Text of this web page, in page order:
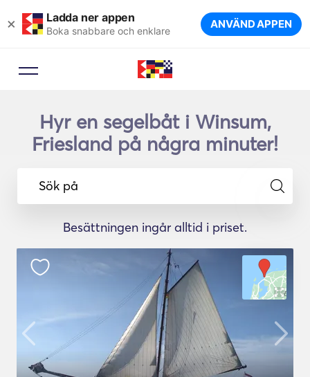
× Ladda ner appen
Boka snabbare och enklare ANVÄND APPEN
Hyr en segelbåt i Winsum,
Friesland på några minuter!
Sök på
Besättningen ingår alltid i priset.